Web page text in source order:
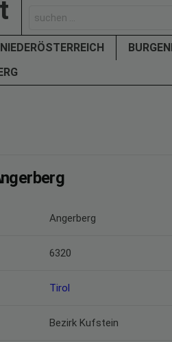
for:
NIEDERÖSTERREICH
Angerberg
6320
Tirol
Bezirk Kufstein